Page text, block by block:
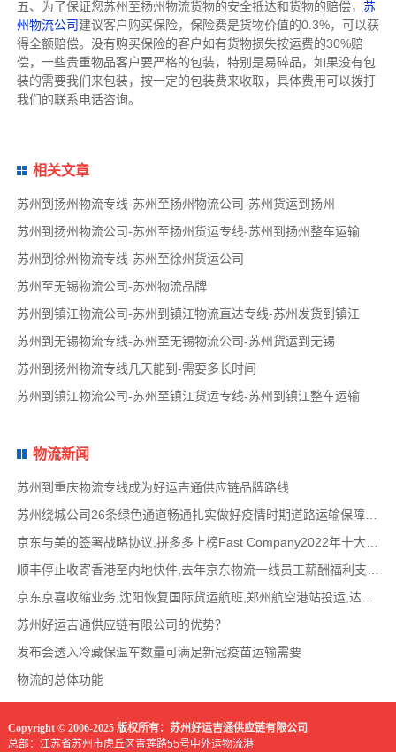
五、为了保证您苏州至扬州物流货物的安全抵达和货物的赔偿， 苏
州物流公司建议客户购买保险，保险费是货物价值的0.3%，可以获
得全额赔偿。没有购买保险的客户如有货物损失按运费的30%赔
偿，一些贵重物品客户要严格的包装，特别是易碎品，如果没有包
装的需要我们来包装，按一定的包装费来收取，具体费用可以拨打
我们的联系电话咨询。
相关文章
苏州到扬州物流专线-苏州至扬州物流公司-苏州货运到扬州
苏州到扬州物流公司-苏州至扬州货运专线-苏州到扬州整车运输
苏州到徐州物流专线-苏州至徐州货运公司
苏州至无锡物流公司-苏州物流品牌
苏州到镇江物流公司-苏州到镇江物流直达专线-苏州发货到镇江
苏州到无锡物流专线-苏州至无锡物流公司-苏州货运到无锡
苏州到扬州物流专线几天能到-需要多长时间
苏州到镇江物流公司-苏州至镇江货运专线-苏州到镇江整车运输
物流新闻
苏州到重庆物流专线成为好运吉通供应链品牌路线
苏州绕城公司26条绿色通道畅通扎实做好疫情时期道路运输保障工作
京东与美的签署战略协议,拼多多上榜Fast Company2022年十大创新物流供应链公司名单,路歌战略版
顺丰停止收寄香港至内地快件,去年京东物流一线员工薪酬福利支出达358亿,鲜生活冷链完成10
京东京喜收缩业务,沈阳恢复国际货运航班,郑州航空港站投运,达达快送发布618战报,顺丰发布最
苏州好运吉通供应链有限公司的优势？
发布会透入冷藏保温车数量可满足新冠疫苗运输需要
物流的总体功能
Copyright © 2006-2025 版权所有：苏州好运吉通供应链有限公司
总部：江苏省苏州市虎丘区青莲路55号中外运物流港